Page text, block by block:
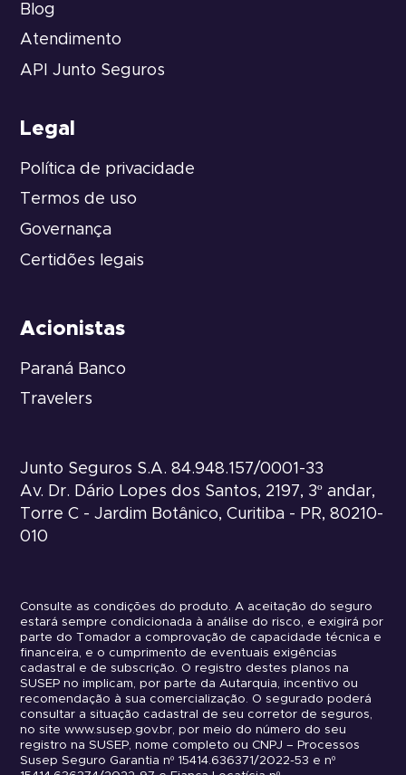
Blog
Atendimento
API Junto Seguros
Legal
Política de privacidade
Termos de uso
Governança
Certidões legais
Acionistas
Paraná Banco
Travelers
Junto Seguros S.A. 84.948.157/0001-33
Av. Dr. Dário Lopes dos Santos, 2197, 3º andar,
Torre C - Jardim Botânico, Curitiba - PR, 80210-
010
Consulte as condições do produto. A aceitação do seguro
estará sempre condicionada à análise do risco, e exigirá por
parte do Tomador a comprovação de capacidade técnica e
financeira, e o cumprimento de eventuais exigências
cadastral e de subscrição. O registro destes planos na
SUSEP no implicam, por parte da Autarquia, incentivo ou
recomendação à sua comercialização. O segurado poderá
consultar a situação cadastral de seu corretor de seguros,
no site www.susep.gov.br, por meio do número do seu
registro na SUSEP, nome completo ou CNPJ – Processos
Susep Seguro Garantia nº 15414.636371/2022-53 e nº